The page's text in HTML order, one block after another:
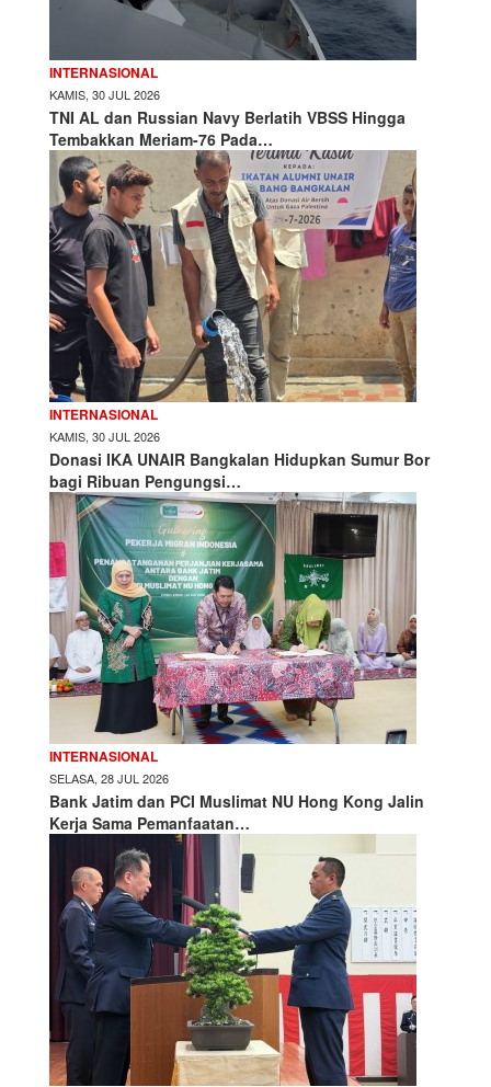
INTERNASIONAL
KAMIS, 30 JUL 2026
TNI AL dan Russian Navy Berlatih VBSS Hingga
Tembakkan Meriam-76 Pada…
INTERNASIONAL
KAMIS, 30 JUL 2026
Donasi IKA UNAIR Bangkalan Hidupkan Sumur Bor
bagi Ribuan Pengungsi…
INTERNASIONAL
SELASA, 28 JUL 2026
Bank Jatim dan PCI Muslimat NU Hong Kong Jalin
Kerja Sama Pemanfaatan…